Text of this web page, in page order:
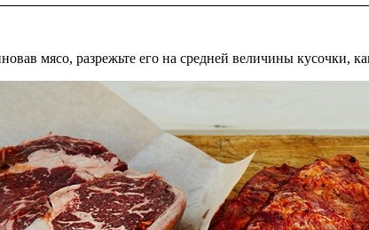
мясо, разрежьте его на средней величины кусочки,